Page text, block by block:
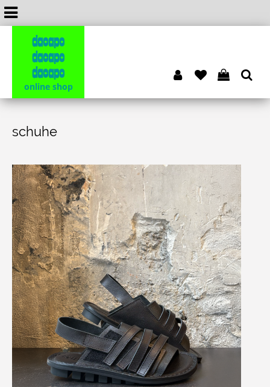
dacapo
dacapo
dacapo
online shop
schuhe